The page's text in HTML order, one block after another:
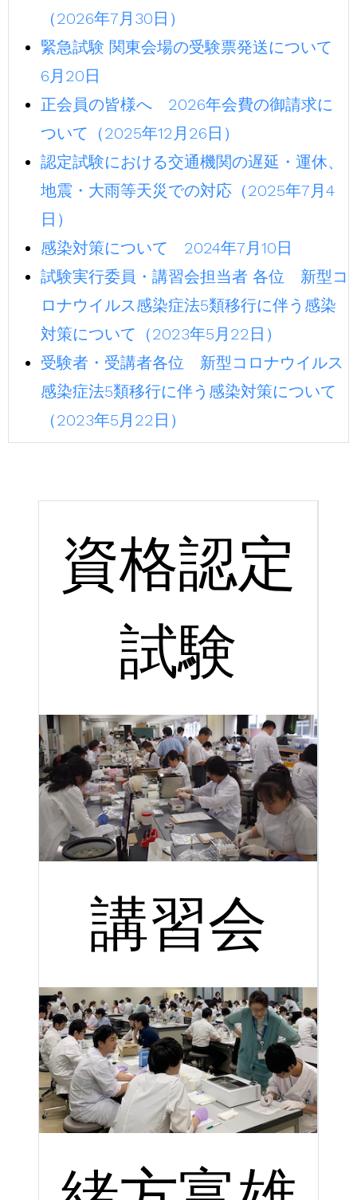
（2026年7月30日）
緊急試験 関東会場の受験票発送について
6月20日
正会員の皆様へ 2026年会費の御請求に
ついて（2025年12月26日）
認定試験における交通機関の遅延・運休、
地震・大雨等天災での対応（2025年7月4
日）
感染対策について 2024年7月10日
試験実行委員・講習会担当者 各位 新型コ
ロナウイルス感染症法5類移行に伴う感染
対策について（2023年5月22日）
受験者・受講者各位 新型コロナウイルス
感染症法5類移行に伴う感染対策について
（2023年5月22日）
資格認定
試験
講習会